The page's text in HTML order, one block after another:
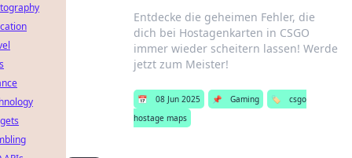
Entdecke die geheimen Fehler, die
dich bei Hostagenkarten in CSGO
immer wieder scheitern lassen! Werde
jetzt zum Meister!
📅 08 Jun 2025 📌 Gaming 🏷️
csgo
hostage maps